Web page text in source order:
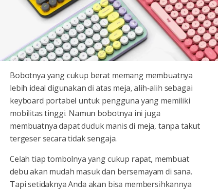
Bobotnya yang cukup berat memang membuatnya
lebih ideal digunakan di atas meja, alih-alih sebagai
keyboard portabel untuk pengguna yang memiliki
mobilitas tinggi. Namun bobotnya ini juga
membuatnya dapat duduk manis di meja, tanpa takut
tergeser secara tidak sengaja.
Celah tiap tombolnya yang cukup rapat, membuat
debu akan mudah masuk dan bersemayam di sana.
Tapi setidaknya Anda akan bisa membersihkannya